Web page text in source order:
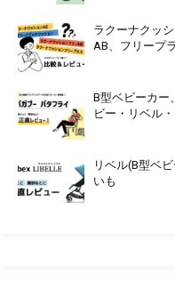
ラクーナクッ
AB、フリープ
B型ベビーカー
ビー・リベル
リベル(B型ベ
いも